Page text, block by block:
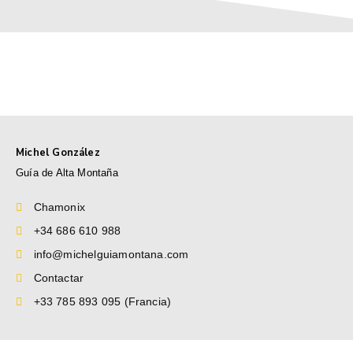
Michel González
Guía de Alta Montaña
Chamonix
+34 686 610 988
info@michelguiamontana.com
Contactar
+33 785 893 095 (Francia)